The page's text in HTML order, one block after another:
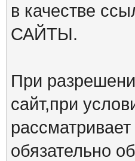
в качестве
САЙТЫ.
При
сайт,при
обязательно